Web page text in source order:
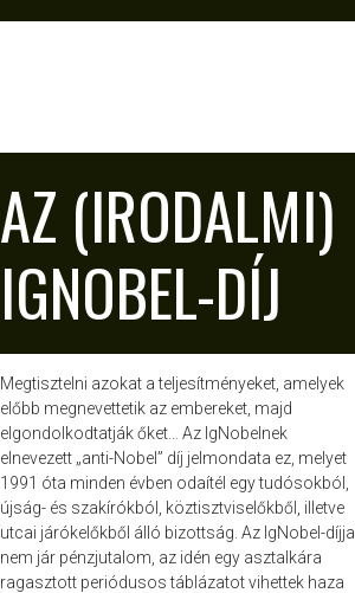
AZ (IRODALMI)
IGNOBEL-DÍJ
Megtisztelni azokat a teljesítményeket, amelyek
előbb megnevettetik az embereket, majd
elgondolkodtatják őket… Az IgNobelnek
elnevezett „anti-Nobel” díj jelmondata ez, melyet
1991 óta minden évben odaítél egy tudósokból,
újság- és szakírókból, köztisztviselőkből, illetve
utcai járókelőkből álló bizottság. Az IgNobel-díjjal
nem jár pénzjutalom, az idén egy asztalkára
ragasztott periódusos táblázatot vihettek haza